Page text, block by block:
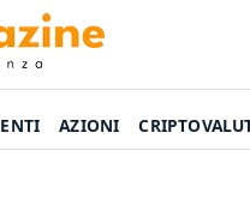
AZIONI